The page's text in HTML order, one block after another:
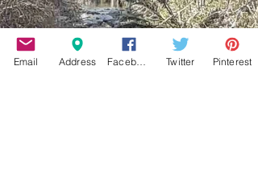
Αγίας Βαρβάρας στο Παλαιό Φάληρο, με τη
στήριξη της Ιεράς Μητρόπολης Νέας Σμύρνης,
στις 25 και 26 Απριλίου
Email Address Twitter Pinterest